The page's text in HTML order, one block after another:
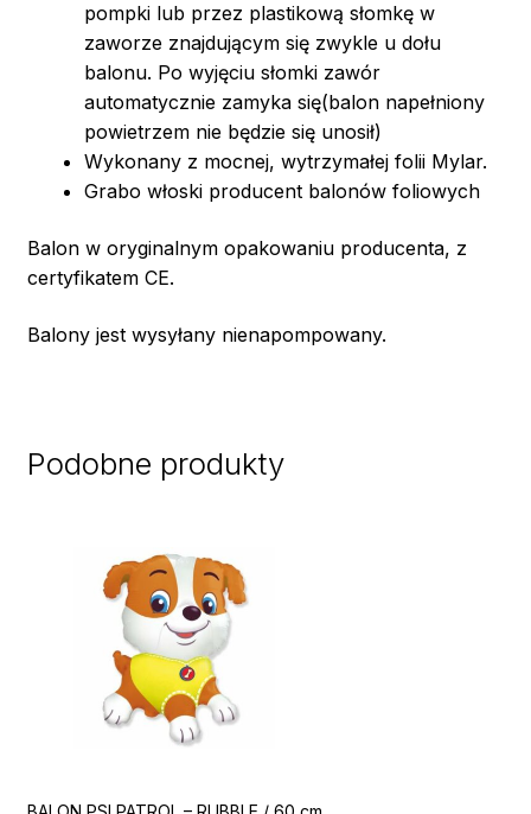
pompki lub przez plastikową słomkę w
zaworze znajdującym się zwykle u dołu
balonu. Po wyjęciu słomki zawór
automatycznie zamyka się(balon napełniony
powietrzem nie będzie się unosił)
Wykonany z mocnej, wytrzymałej folii Mylar.
Grabo włoski producent balonów foliowych
Balon w oryginalnym opakowaniu producenta, z
certyfikatem CE.
Balony jest wysyłany nienapompowany.
Podobne produkty